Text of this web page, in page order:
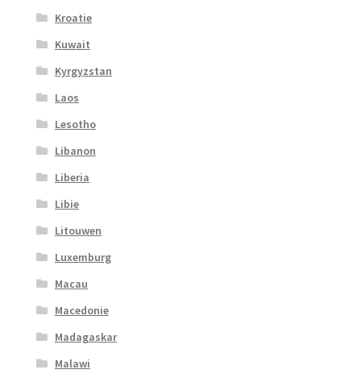
Kroatie
Kuwait
Kyrgyzstan
Laos
Lesotho
Libanon
Liberia
Libie
Litouwen
Luxemburg
Macau
Macedonie
Madagaskar
Malawi